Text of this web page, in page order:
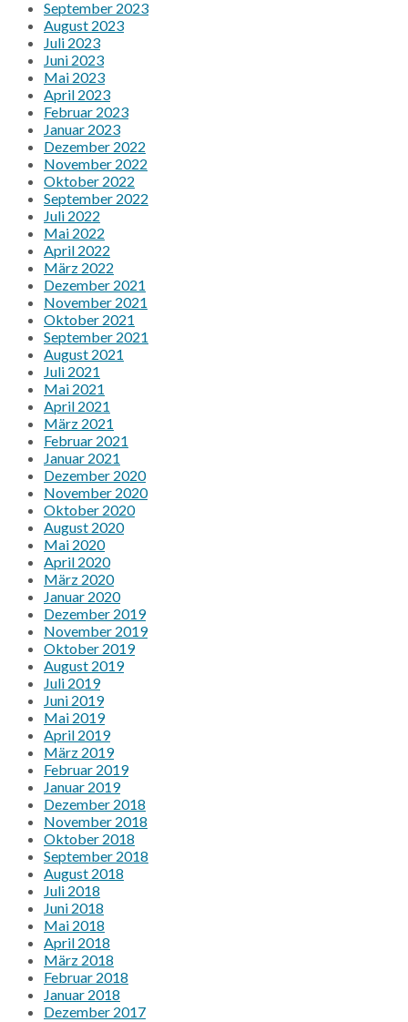
September 2023
August 2023
Juli 2023
Juni 2023
Mai 2023
April 2023
Februar 2023
Januar 2023
Dezember 2022
November 2022
Oktober 2022
September 2022
Juli 2022
Mai 2022
April 2022
März 2022
Dezember 2021
November 2021
Oktober 2021
September 2021
August 2021
Juli 2021
Mai 2021
April 2021
März 2021
Februar 2021
Januar 2021
Dezember 2020
November 2020
Oktober 2020
August 2020
Mai 2020
April 2020
März 2020
Januar 2020
Dezember 2019
November 2019
Oktober 2019
August 2019
Juli 2019
Juni 2019
Mai 2019
April 2019
März 2019
Februar 2019
Januar 2019
Dezember 2018
November 2018
Oktober 2018
September 2018
August 2018
Juli 2018
Juni 2018
Mai 2018
April 2018
März 2018
Februar 2018
Januar 2018
Dezember 2017